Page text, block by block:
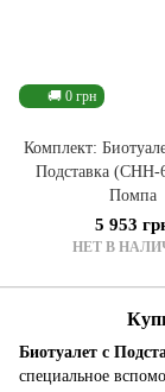
🚚 0 грн
Комплект:
Подставка (CHH-
Помпа
5 953
НЕТ В
Биотуалет с
специальное